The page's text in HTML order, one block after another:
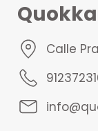
Calle